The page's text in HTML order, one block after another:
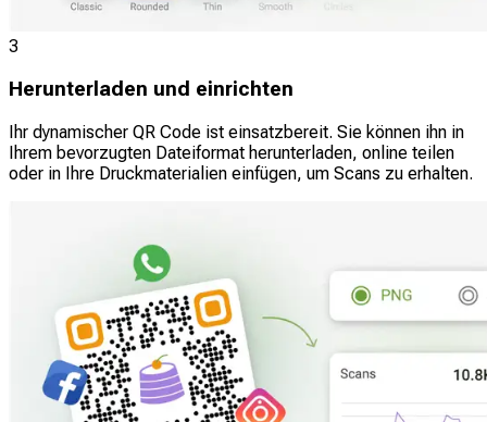
3
Herunterladen und einrichten
Ihr dynamischer QR Code ist einsatzbereit. Sie können ihn in
Ihrem bevorzugten Dateiformat herunterladen, online teilen
oder in Ihre Druckmaterialien einfügen, um Scans zu erhalten.